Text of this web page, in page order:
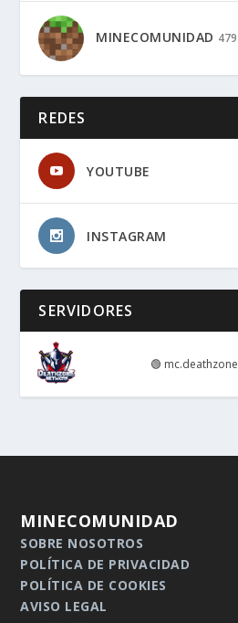
MINECOMUNIDAD
REDES
YOUTUBE
INSTAGRAM
SERVIDORES
🟢
MINECOMUNIDAD
SOBRE NOSOTROS
POLÍTICA DE PRIVACIDAD
POLÍTICA DE COOKIES
AVISO LEGAL